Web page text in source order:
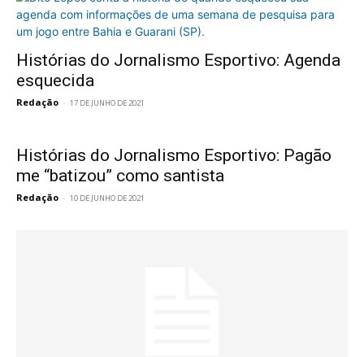
Histórias do Jornalismo Esportivo: Agenda
esquecida
Redação - 17 DE JUNHO DE 2021
Histórias do Jornalismo Esportivo: Pagão
me “batizou” como santista
Redação - 10 DE JUNHO DE 2021